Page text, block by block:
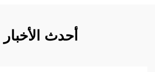
أحدث الأخبار